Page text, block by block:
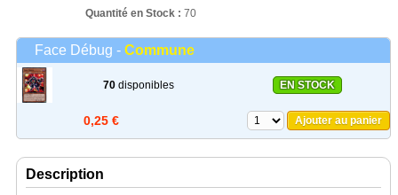
Quantité en Stock : 70
Face Débug - Commune
70disponibles EN STOCK
0,25 € Ajouter au panier
Description